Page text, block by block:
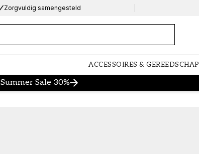
Zorgvuldig samengesteld
ACCESSOIRES & GEREEDSCHAP
Summer Sale 30%